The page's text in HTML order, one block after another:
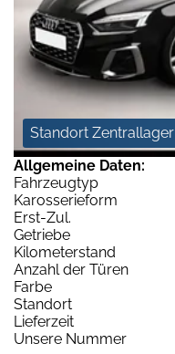
Standort Zentrallager
Allgemeine Daten:
Fahrzeugtyp
Karosserieform
Erst-Zul.
Getriebe
Kilometerstand
Anzahl der Türen
Farbe
Standort
Lieferzeit
Unsere Nummer